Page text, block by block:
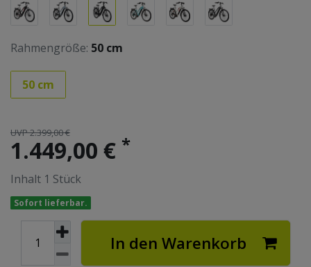
Rahmengröße: 50 cm
50 cm
UVP 2.399,00 €
1.449,00 € *
Inhalt 1 Stück
Sofort lieferbar.
In den Warenkorb